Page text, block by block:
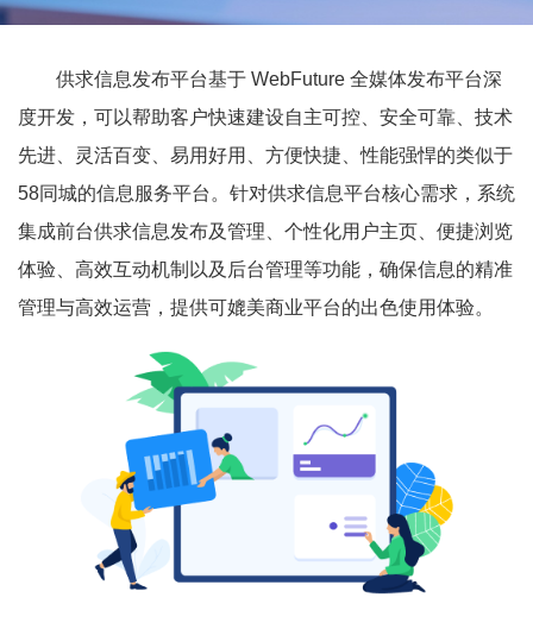
供求信息发布平台基于 WebFuture 全媒体发布平台深
度开发，可以帮助客户快速建设自主可控、安全可靠、技术
先进、灵活百变、易用好用、方便快捷、性能强悍的类似于
58同城的信息服务平台。针对供求信息平台核心需求，系统
集成前台供求信息发布及管理、个性化用户主页、便捷浏览
体验、高效互动机制以及后台管理等功能，确保信息的精准
管理与高效运营，提供可媲美商业平台的出色使用体验。